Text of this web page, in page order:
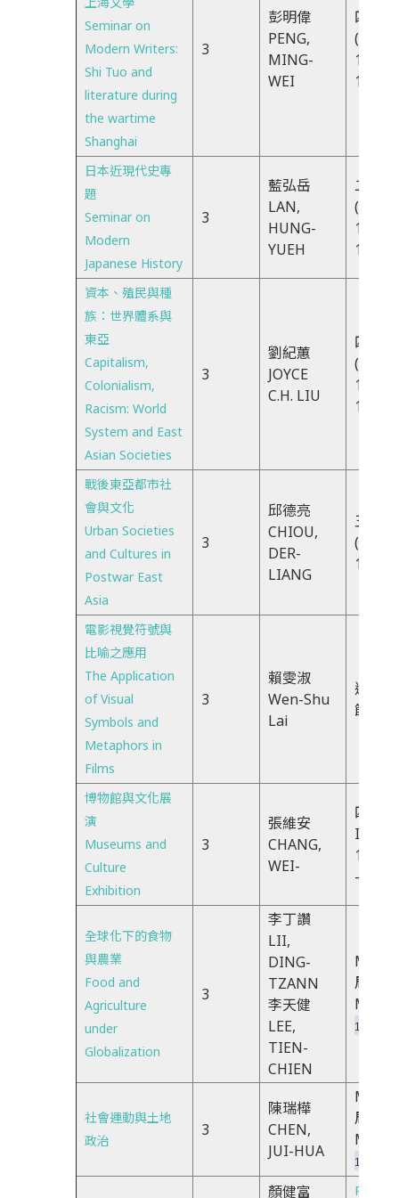
Seminar on
Modern Writers:
Shi Tuo and
literature during
the wartime
Shanghai
3
彭明偉
PENG,
MING-
WEI
四CDX
(THU)
10:10-
13:10
日本近現代史專
題
Seminar on
Modern
Japanese History
3
藍弘岳
LAN,
HUNG-
YUEH
二CDX
(TUE)
10:10-
13:10
資本、殖民與種
族：世界體系與
東亞
Capitalism,
Colonialism,
Racism: World
System and East
Asian Societies
3
劉紀蕙
JOYCE
C.H. LIU
四EFG
(THU)
13:30-
16:20
戰後東亞都市社
會與文化
Urban Societies
and Cultures in
Postwar East
Asia
3
邱德亮
CHIOU,
DER-
LIANG
五CDX
13:10
電影視覺符號與
比喻之應用
The Application
of Visual
Symbols and
Metaphors in
Films
3
賴雯淑
Wen-Shu
Lai
週四
節
博物館與文化展
演
Museums and
Culture
Exhibition
3
張維安
CHANG,
WEI-
四
18:30
-21:20
全球化下的食物
與農業
Food and
Agriculture
under
Globalization
3
李丁讚
LII,
DING-
TZANN
李天健
LEE,
TIEN-
CHIEN
周一
14:20-
社會運動與土地
政治
3
陳瑞樺
CHEN,
JUI-HUA
周一
18:30-
顏健富